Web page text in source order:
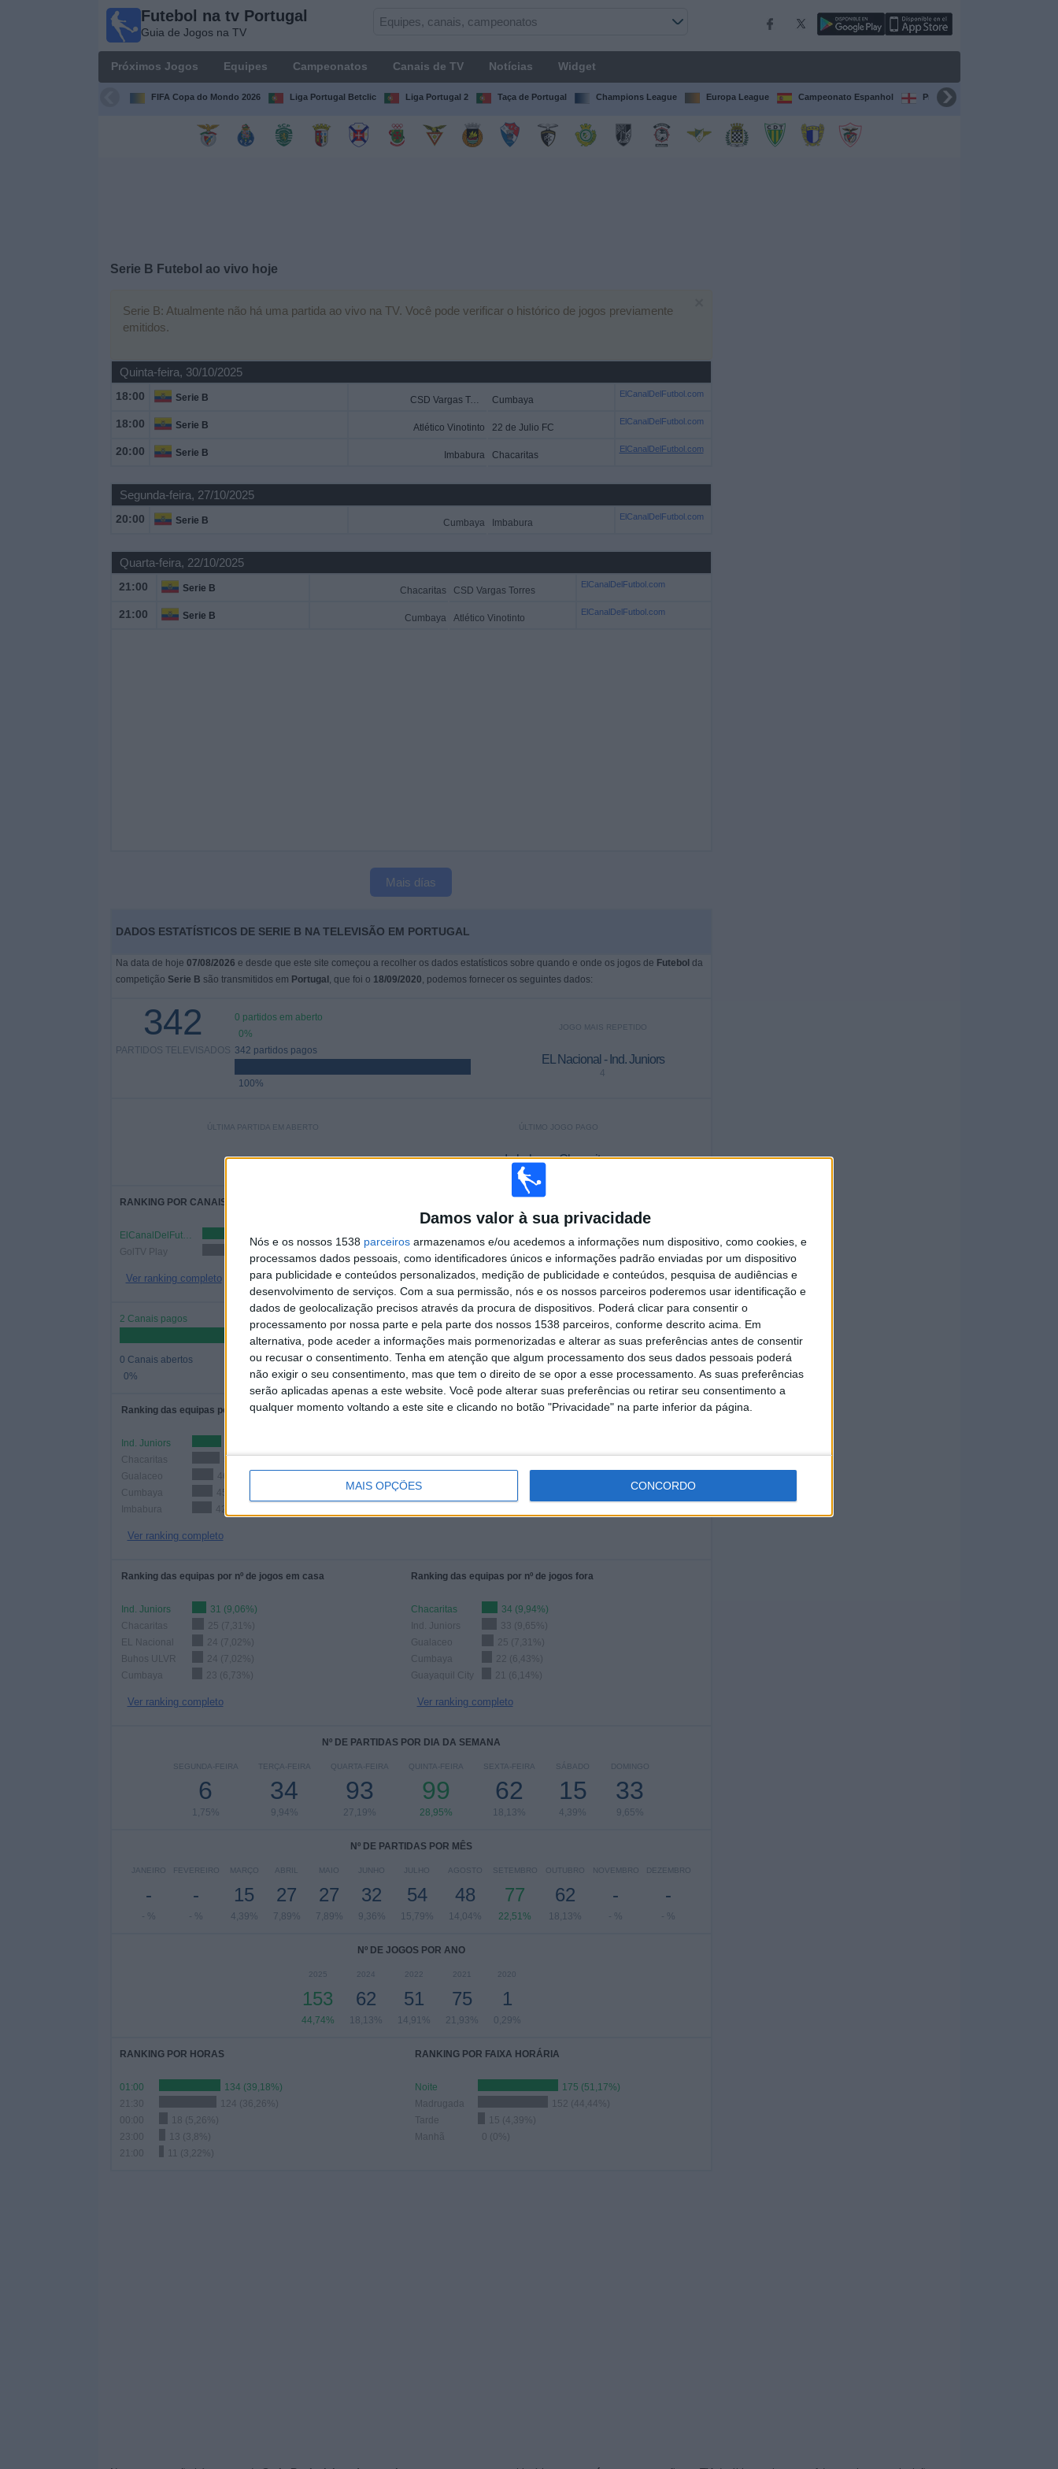
Damos valor à sua privacidade
Nós e os nossos 1538 parceiros armazenamos e/ou acedemos a informações num dispositivo, como cookies, e
processamos dados pessoais, como identificadores únicos e informações padrão enviadas por um dispositivo
para publicidade e conteúdos personalizados, medição de publicidade e conteúdos, pesquisa de audiências e
desenvolvimento de serviços. Com a sua permissão, nós e os nossos parceiros poderemos usar identificação e
dados de geolocalização precisos através da procura de dispositivos. Poderá clicar para consentir o
processamento por nossa parte e pela parte dos nossos 1538 parceiros, conforme descrito acima. Em
alternativa, pode aceder a informações mais pormenorizadas e alterar as suas preferências antes de consentir
ou recusar o consentimento. Tenha em atenção que algum processamento dos seus dados pessoais poderá
não exigir o seu consentimento, mas que tem o direito de se opor a esse processamento. As suas preferências
serão aplicadas apenas a este website. Você pode alterar suas preferências ou retirar seu consentimento a
qualquer momento voltando a este site e clicando no botão "Privacidade" na parte inferior da página.
MAIS OPÇÕES CONCORDO
Futebol na tv Portugal
Guia de Jogos na TV
Próximos Jogos Equipes Campeonatos Canais de TV Notícias Widget
FIFA Copa do Mondo 2026 Liga Portugal Betclic Liga Portugal 2 Taça de Portugal Champions League Europa League Campeonato Espanhol Premier League
Serie B Futebol ao vivo hoje
Serie B: Atualmente não há uma partida ao vivo na TV. Você pode verificar o histórico de jogos previamente
emitidos.
Quinta-feira, 30/10/2025
18:00 Serie B CSD Vargas Torres Cumbaya
ElCanalDelFutbol.com
18:00 Serie B Atlético Vinotinto 22 de Julio FC
ElCanalDelFutbol.com
20:00 Serie B Imbabura Chacaritas
ElCanalDelFutbol.com
Segunda-feira, 27/10/2025
20:00 Serie B Cumbaya Imbabura
ElCanalDelFutbol.com
Quarta-feira, 22/10/2025
21:00 Serie B Chacaritas CSD Vargas Torres
ElCanalDelFutbol.com
21:00 Serie B Cumbaya Atlético Vinotinto
ElCanalDelFutbol.com
Mais días
DADOS ESTATÍSTICOS DE SERIE B NA TELEVISÃO EM PORTUGAL
Na data de hoje 07/08/2026 e desde que este site começou a recolher os dados estatísticos sobre quando e onde os jogos de Futebol da
competição Serie B são transmitidos em Portugal , que foi o 18/09/2020, podemos fornecer os seguintes dados:
342
PARTIDOS TELEVISADOS
0 partidos em aberto
0%
342 partidos pagos
100%
JOGO MAIS REPETIDO
EL Nacional - Ind. Juniors
4
ÚLTIMA PARTIDA EM ABERTO
-
ÚLTIMO JOGO PAGO
Imbabura - Chacaritas
30/10/2025 Serie B por ElCanalDelFutbol.com
RANKING POR CANAIS
ElCanalDelFutbol.com
215 (62,87%)
GolTV Play
Ver ranking completo
TOTAL
2
CANAIS DE TV
DIAS
2148
SEM PARTIDA
MÉDIA
1
CANAIS POR
PARTIDA
2 Canais pagos
100%
0 Canais abertos
0%
TOTAL
2
CANALES
TOTAL
22
Total equipos
Ranking das equipas por nº de jogos
Ind. Juniors
Chacaritas
Gualaceo
Cumbaya
45 (13,16%)
Imbabura
42 (12,28%)
Ver ranking completo
Ranking das equipas por nº de jogos em aberto
Ver ranking completo
Ranking das equipas por nº de jogos em casa
Ind. Juniors
31 (9,06%)
Chacaritas
25 (7,31%)
EL Nacional
24 (7,02%)
Buhos ULVR
24 (7,02%)
Cumbaya
23 (6,73%)
Ver ranking completo
Ranking das equipas por nº de jogos fora
Chacaritas
34 (9,94%)
Ind. Juniors
33 (9,65%)
Gualaceo
25 (7,31%)
Cumbaya
22 (6,43%)
Guayaquil City
21 (6,14%)
Ver ranking completo
Nº DE PARTIDAS POR DIA DA SEMANA
SEGUNDA-FEIRA
6
1,75%
TERÇA-FEIRA
34
9,94%
QUARTA-FEIRA
93
27,19%
QUINTA-FEIRA
99
28,95%
SEXTA-FEIRA
62
18,13%
SÁBADO
15
4,39%
DOMINGO
33
9,65%
Nº DE PARTIDAS POR MÊS
JANEIRO
-
- %
FEVEREIRO
-
- %
MARÇO
15
4,39%
ABRIL
27
7,89%
MAIO
27
7,89%
JUNHO
32
9,36%
JULHO
54
15,79%
AGOSTO
48
14,04%
SETEMBRO
77
22,51%
OUTUBRO
62
18,13%
NOVEMBRO
-
- %
DEZEMBRO
-
- %
Nº DE JOGOS POR ANO
2025
153
44,74%
2024
62
18,13%
2022
51
14,91%
2021
75
21,93%
2020
1
0,29%
RANKING POR HORAS
01:00
134 (39,18%)
21:30
124 (36,26%)
18 (5,26%)
23:00
13 (3,8%)
21:00
11 (3,22%)
RANKING POR FAIXA HORÁRIA
Noite
175 (51,17%)
Madrugada
152 (44,44%)
Tarde
15 (4,39%)
Manhã
0 (0%)
Portugal
Jogos na TV